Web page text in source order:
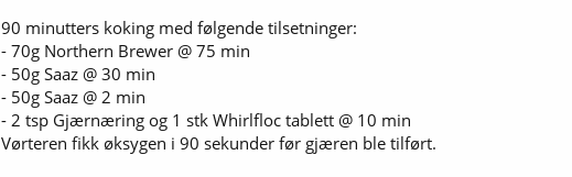
90 minutters koking med følgende tilsetninger:
- 70g Northern Brewer @ 75 min
- 50g Saaz @ 30 min
- 50g Saaz @ 2 min
- 2 tsp Gjærnæring og 1 stk Whirlfloc tablett @ 10 min
Vørteren fikk øksygen i 90 sekunder før gjæren ble tilført.